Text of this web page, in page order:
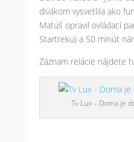
divákom vysvetlila ako
Matúš opravil ovládací
Startreku) a 50 minút
Záznam relácie nájdete
Tv Lux – Doma je